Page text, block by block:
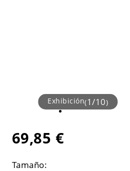
Exhibición(1/10)
69,85 €
Tamaño: